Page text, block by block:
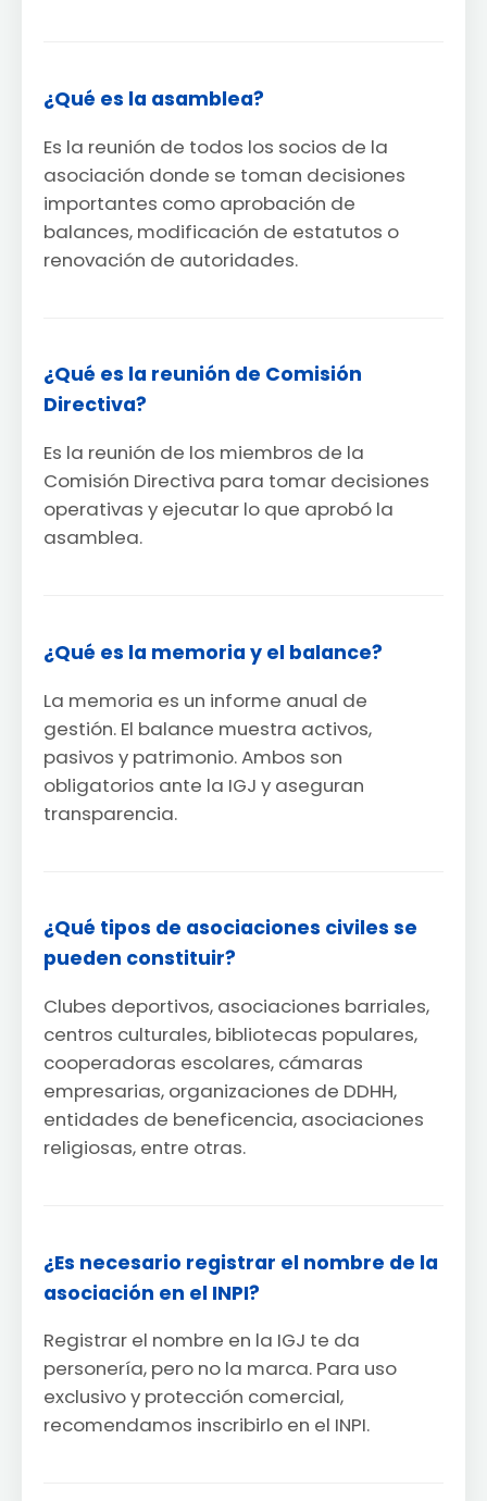
¿Qué es la asamblea?
Es la reunión de todos los socios de la
asociación donde se toman decisiones
importantes como aprobación de
balances, modificación de estatutos o
renovación de autoridades.
¿Qué es la reunión de Comisión
Directiva?
Es la reunión de los miembros de la
Comisión Directiva para tomar decisiones
operativas y ejecutar lo que aprobó la
asamblea.
¿Qué es la memoria y el balance?
La memoria es un informe anual de
gestión. El balance muestra activos,
pasivos y patrimonio. Ambos son
obligatorios ante la IGJ y aseguran
transparencia.
¿Qué tipos de asociaciones civiles se
pueden constituir?
Clubes deportivos, asociaciones barriales,
centros culturales, bibliotecas populares,
cooperadoras escolares, cámaras
empresarias, organizaciones de DDHH,
entidades de beneficencia, asociaciones
religiosas, entre otras.
¿Es necesario registrar el nombre de la
asociación en el INPI?
Registrar el nombre en la IGJ te da
personería, pero no la marca. Para uso
exclusivo y protección comercial,
recomendamos inscribirlo en el INPI.